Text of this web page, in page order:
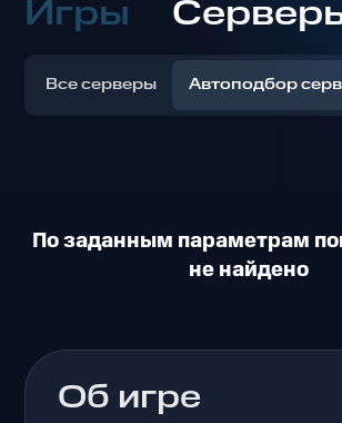
Игры
Все серверы Автоподбор
По заданным параметрам
не найдено
Об игре